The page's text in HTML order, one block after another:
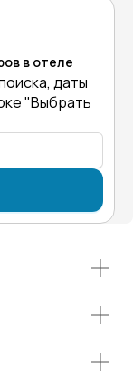
в отеле
даты
"Выбрать